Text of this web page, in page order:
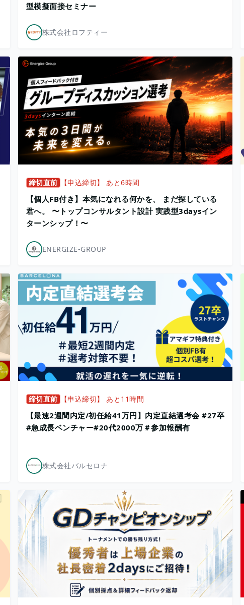
型模擬面接セミナー
株式会社ロフティー
締切直前 【申込締切】 あと6時間
【個人FB付き】本気になれる何かを、 まだ探している
君へ。 〜トップコンサルタント設計 実践型3daysイン
ターンシップ！〜
ENERGIZE-GROUP
締切直前 【申込締切】 あと11時間
【最速2週間内定/初任給41万円】内定直結選考会 #27卒
#急成長ベンチャー#20代2000万＃参加報酬有
株式会社バルセロナ